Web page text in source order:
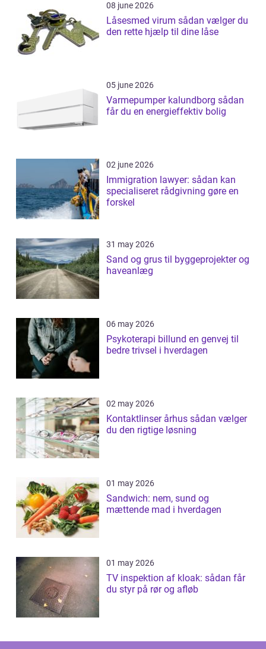
08 june 2026
Låsesmed virum sådan vælger du
den rette hjælp til dine låse
05 june 2026
Varmepumper kalundborg sådan
får du en energieffektiv bolig
02 june 2026
Immigration lawyer: sådan kan
specialiseret rådgivning gøre en
forskel
31 may 2026
Sand og grus til byggeprojekter og
haveanlæg
06 may 2026
Psykoterapi billund en genvej til
bedre trivsel i hverdagen
02 may 2026
Kontaktlinser århus sådan vælger
du den rigtige løsning
01 may 2026
Sandwich: nem, sund og
mættende mad i hverdagen
01 may 2026
TV inspektion af kloak: sådan får
du styr på rør og afløb